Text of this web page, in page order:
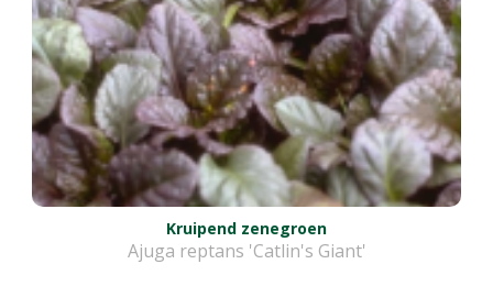
Kruipend zenegroen
Ajuga reptans 'Catlin's Giant'